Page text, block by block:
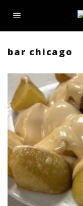
bar chicago